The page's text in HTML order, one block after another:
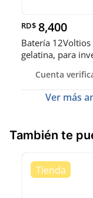
RD$ 8,400
Batería 12Voltios
gelatina, para
NUEVAS
Cuenta
Ver más
También te